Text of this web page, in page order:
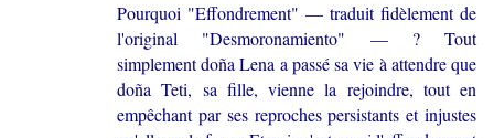
Pourquoi "Effondrement" — traduit fidèlement de
l'original "Desmoronamiento" — ? Tout
simplement doña Lena a passé sa vie à attendre que
doña Teti, sa fille, vienne la rejoindre, tout en
empêchant par ses reproches persistants et injustes